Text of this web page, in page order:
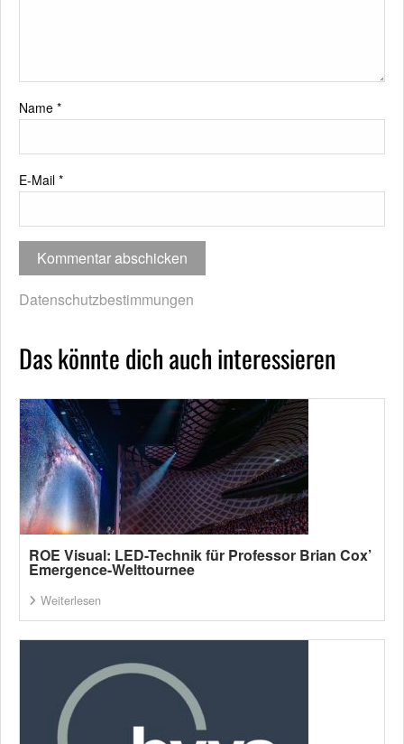
Name *
E-Mail *
Datenschutzbestimmungen
Das könnte dich auch interessieren
ROE Visual: LED-Technik für Professor Brian Cox’
Emergence-Welttournee
Weiterlesen